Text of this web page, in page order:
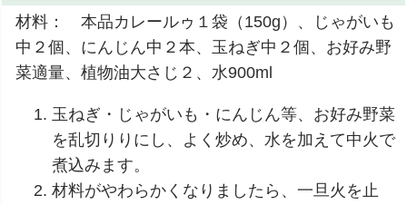
材料： 本品カレールゥ１袋（150g）、じゃがいも
中２個、にんじん中２本、玉ねぎ中２個、お好み野
菜適量、植物油大さじ２、水900ml
玉ねぎ・じゃがいも・にんじん等、お好み野菜
を乱切りりにし、よく炒め、水を加えて中火で
煮込みます。
材料がやわらかくなりましたら、一旦火を止